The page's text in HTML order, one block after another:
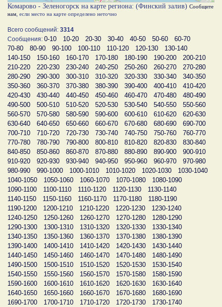
Комарово - Зеленогорск на карте региона: (Финский залив) Сообщите
нам , если место на карте определено неточно
Всего сообщений: 3314
Сообщения: 0-10 10-20 20-30 30-40 40-50 50-60
60-70
70-80
80-90 90-100 100-110 110-120 120-130
130-140
140-150
150-160 160-170 170-180 180-190 190-200
200-210
210-220
220-230 230-240 240-250 250-260 260-270
270-280
280-290
290-300 300-310 310-320 320-330 330-340
340-350
350-360
360-370 370-380 380-390 390-400 400-410
410-420
420-430
430-440 440-450 450-460 460-470 470-480
480-490
490-500
500-510 510-520 520-530 530-540 540-550
550-560
560-570
570-580 580-590 590-600 600-610 610-620
620-630
630-640
640-650 650-660 660-670 670-680 680-690
690-700
700-710
710-720 720-730 730-740 740-750 750-760
760-770
770-780
780-790 790-800 800-810 810-820 820-830
830-840
840-850
850-860 860-870 870-880 880-890 890-900
900-910
910-920
920-930 930-940 940-950 950-960 960-970
970-980
980-990
990-1000 1000-1010 1010-1020 1020-1030
1030-1040
1040-1050
1050-1060 1060-1070 1070-1080
1080-1090
1090-1100
1100-1110 1110-1120 1120-1130
1130-1140
1140-1150
1150-1160 1160-1170 1170-1180
1180-1190
1190-1200
1200-1210 1210-1220 1220-1230
1230-1240
1240-1250
1250-1260 1260-1270 1270-1280
1280-1290
1290-1300
1300-1310 1310-1320 1320-1330
1330-1340
1340-1350
1350-1360 1360-1370 1370-1380
1380-1390
1390-1400
1400-1410 1410-1420 1420-1430
1430-1440
1440-1450
1450-1460 1460-1470 1470-1480
1480-1490
1490-1500
1500-1510 1510-1520 1520-1530
1530-1540
1540-1550
1550-1560 1560-1570 1570-1580
1580-1590
1590-1600
1600-1610 1610-1620 1620-1630
1630-1640
1640-1650
1650-1660 1660-1670 1670-1680
1680-1690
1690-1700
1700-1710 1710-1720 1720-1730
1730-1740